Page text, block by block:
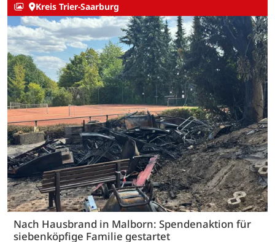
Kreis Trier-Saarburg
Nach Hausbrand in Malborn: Spendenaktion für
siebenköpfige Familie gestartet